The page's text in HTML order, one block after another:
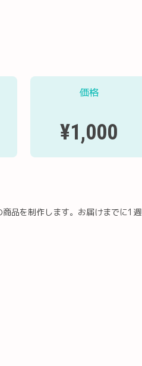
価格
¥1,000
品を制作します。お届けまでに1週